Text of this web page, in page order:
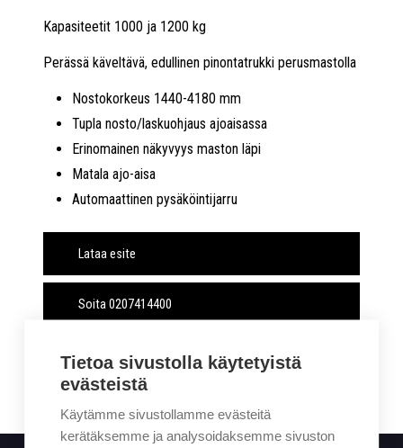
Kapasiteetit 1000 ja 1200 kg
Perässä käveltävä, edullinen pinontatrukki perusmastolla
Nostokorkeus 1440-4180 mm
Tupla nosto/laskuohjaus ajoaisassa
Erinomainen näkyvyys maston läpi
Matala ajo-aisa
Automaattinen pysäköintijarru
Lataa esite
Soita 0207414400
Yhteydenottopyyntö
Tietoa sivustolla käytetyistä
evästeistä
Käytämme sivustollamme evästeitä
kerätäksemme ja analysoidaksemme sivuston